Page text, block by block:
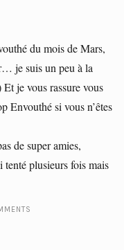
du mois de Mars,
je suis un peu à la
je vous rassure vous
Envouthé si vous n’êtes
de super amies,
tenté plusieurs fois mais